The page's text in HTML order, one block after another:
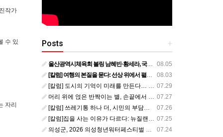
작가
수 있
자리
+
Posts
08.05
울산광역시체육회 볼링 남혜빈·황세라, 국가대표 평가전 통과… ‘아시아선수권 출전’
08.03
[칼럼] 여행의 본질을 묻다: 선상 위에서 펼쳐지는 공간과 사람, 그리고 미식의 미학
07.29
[칼럼] 도시의 기억이 미래를 만든다… 크라이스트처치와 한국 도시가 주는 교훈
07.27
머리 위에 얹은 반짝이는 별, 손끝에서 피어난 우리의 정체성
07.26
[칼럼] 쓰레기통 하나 더, 시민의 부담도 하나 더
07.25
[칼럼]집을 사는 이유가 다르다: 뉴질랜드 부동산에서 배운 다섯 가지 교훈
07.24
의성군, 2026 의성청년워터페스티벌 개최…한여름 위천에서 청년과 가족이 함께 즐긴다